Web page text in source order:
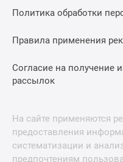
Политика обработки
Правила применения
Согласие на
рассылок
На сайте применяются
предоставления
систематизации и
предпочтениям